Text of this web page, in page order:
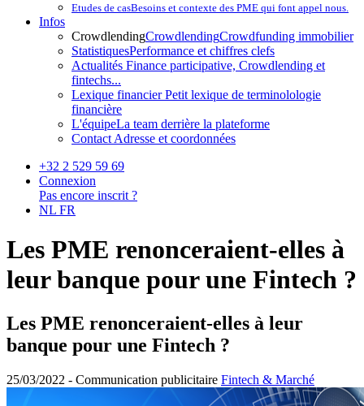
Etudes de casBesoins et contexte des PME qui font appel nous.
Infos
CrowdlendingCrowdlendingCrowdfunding immobilier
StatistiquesPerformance et chiffres clefs
Actualités Finance participative, Crowdlending et
fintechs...
Lexique financierPetit lexique de terminolologie
financière
L'équipeLa team derrière la plateforme
Contact Adresse et coordonnées
+32 2 529 59 69
Connexion
Pas encore inscrit ?
NL FR
Les PME renonceraient-elles à
leur banque pour une Fintech ?
Les PME renonceraient-elles à leur
banque pour une Fintech ?
25/03/2022 - Communication publicitaire Fintech & Marché